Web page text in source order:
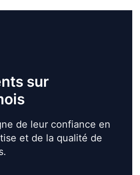
sur
de leur confiance en
et de la qualité de